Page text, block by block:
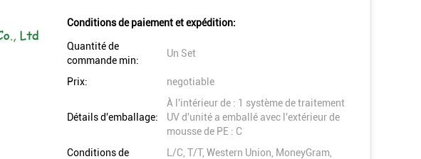
Conditions de paiement et expédition:
Quantité de
commande min:
Un Set
Prix: negotiable
Détails d'emballage:
À l'intérieur de : 1 système de traitement
UV d'unité a emballé avec l'extérieur de
mousse de PE : C
Conditions de
L/C, T/T, Western Union, MoneyGram,